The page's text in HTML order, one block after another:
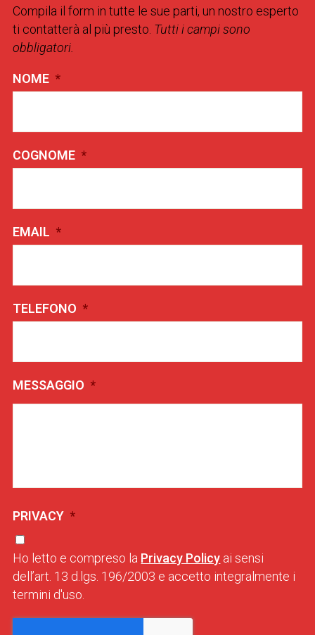
Compila il form in tutte le sue parti, un nostro esperto
ti contatterà al più presto. Tutti i campi sono
obbligatori.
NOME *
COGNOME *
EMAIL *
TELEFONO *
MESSAGGIO *
PRIVACY *
Ho letto e compreso la Privacy Policy ai sensi
dell’art. 13 d.lgs. 196/2003 e accetto integralmente i
termini d'uso.